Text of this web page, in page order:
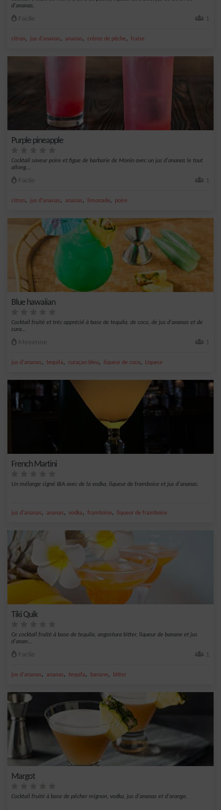
d'ananas.
Facile 1
citron, jus d'ananas, ananas, crème de pêche, fraise
Purple pineapple
Cocktail saveur poire et figue de barbarie de Monin avec un jus d'ananas le tout
allong...
Facile 1
citron, jus d'ananas, ananas, limonade, poire
Blue hawaiian
Cocktail fruité et très apprécié à base de tequila, de coco, de jus d'ananas et de
cura...
Moyenne 1
jus d'ananas, tequila, curaçao bleu, liqueur de coco, Liqueur
French Martini
Un mélange signé IBA avec de la vodka, liqueur de framboise et jus d'ananas.
jus d'ananas, ananas, vodka, framboise, liqueur de framboise
Tiki Quik
Ce cocktail fruité à base de tequila, angostura bitter, liqueur de banane et jus
d'anan...
Facile 1
jus d'ananas, ananas, tequila, banane, bitter
Margot
Cocktail fruité à base de pêcher mignon, vodka, jus d'ananas et d'orange.